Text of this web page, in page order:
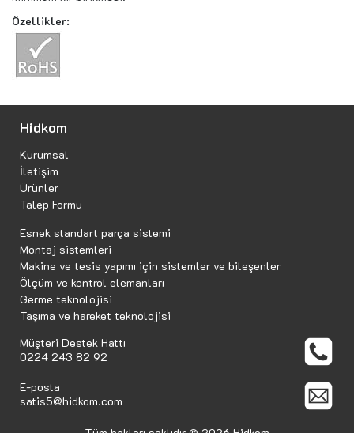
Özellikler:
Hidkom
Kurumsal
İletişim
Ürünler
Talep Formu
Esnek standart parça sistemi
Montaj sistemleri
Makine ve tesis yapımı için sistemler ve bileşenler
Ölçüm ve kontrol elemanları
Germe teknolojisi
Taşıma ve hareket teknolojisi
Müşteri Destek Hattı
0224 243 82 92
E-posta
satis5@hidkom.com